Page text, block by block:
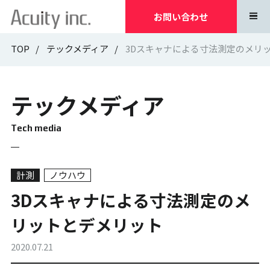
お問い合わせ
TOP テックメディア 3Dスキャナによる寸法測定のメリ
テックメディア
Tech media
計測 ノウハウ
3Dスキャナによる寸法測定のメ
リットとデメリット
2020.07.21